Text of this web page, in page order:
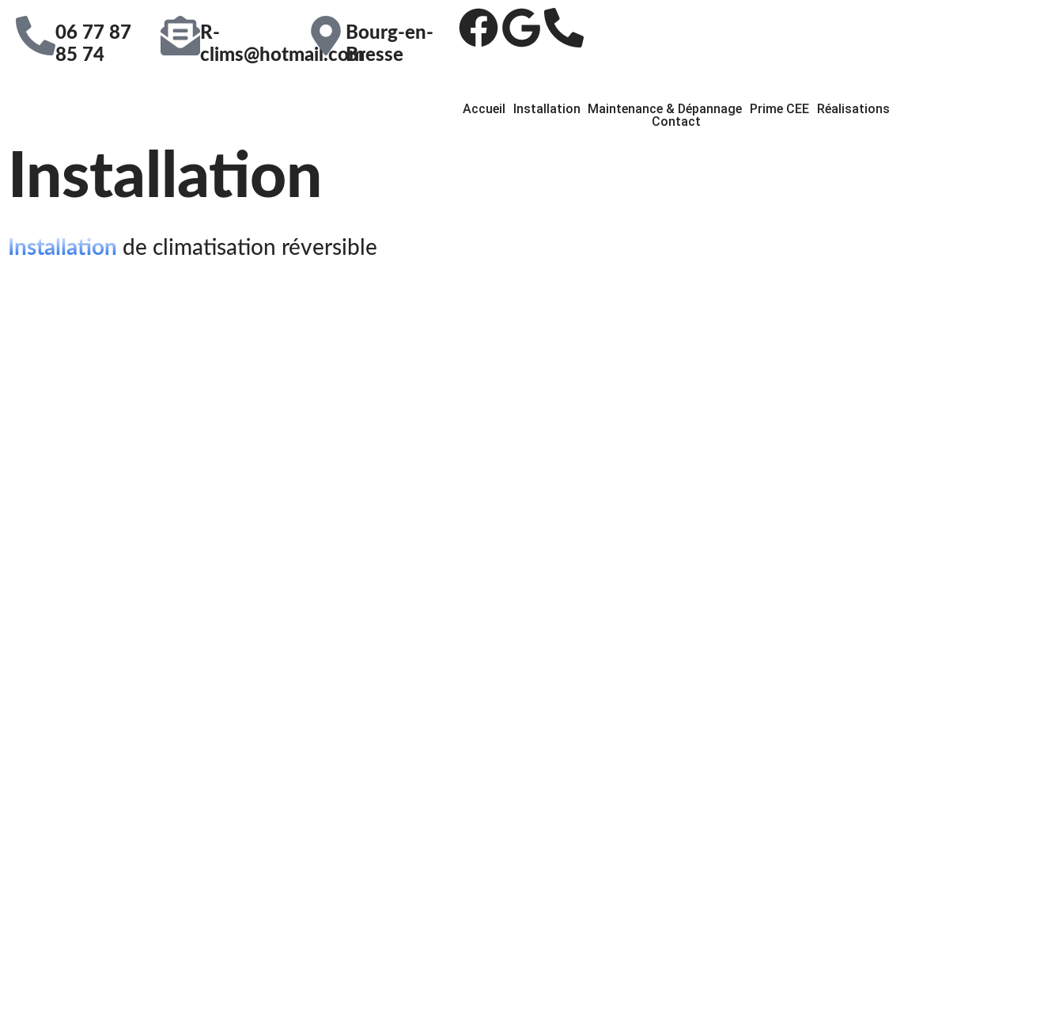
06 77 87
85 74
R-
clims@hotmail.com
Bourg-en-
Bresse
Accueil Installation Maintenance & Dépannage Prime CEE Réalisations
Contact
Installation
Installation de climatisation réversible